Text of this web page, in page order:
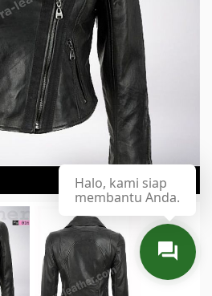
Halo, kami siap
membantu Anda.